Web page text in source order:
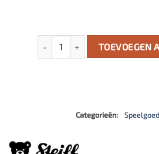
Mr. Bones beer Halloween
TOEVOEGEN
Categorieën:
Speelgoed